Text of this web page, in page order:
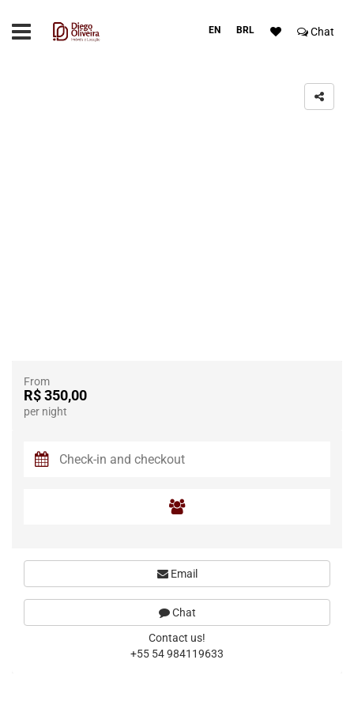
EN BRL Chat
From
R$ 350,00
per night
Email
Chat
Contact us!
+55 54 984119633